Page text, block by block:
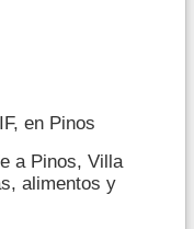
en Pinos
a Pinos, Villa
alimentos y